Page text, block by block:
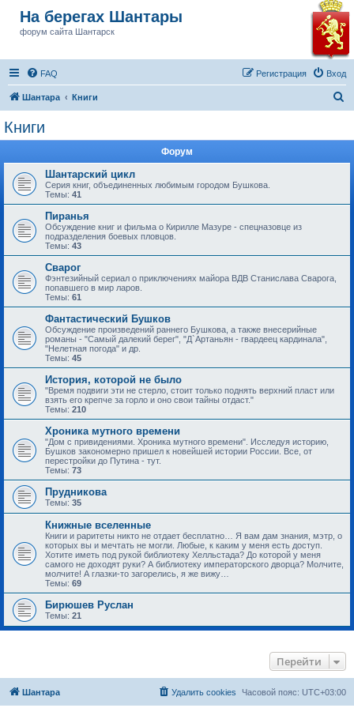
На берегах Шантары
форум сайта Шантарск
FAQ Вход
Регистрация
Шантара Книги
Книги
Форум
Шантарский цикл
Серия книг, объединенных любимым городом Бушкова.
Темы: 41
Пиранья
Обсуждение книг и фильма о Кирилле Мазуре - спецназовце из
подразделения боевых пловцов.
Темы: 43
Сварог
Фэнтезийный сериал о приключениях майора ВДВ Станислава Сварога,
попавшего в мир ларов.
Темы: 61
Фантастический Бушков
Обсуждение произведений раннего Бушкова, а также внесерийные
романы - "Самый далекий берег", "Д`Артаньян - гвардеец кардинала",
"Нелетная погода" и др.
Темы: 45
История, которой не было
"Время подвиги эти не стерло, стоит только поднять верхний пласт или
взять его крепче за горло и оно свои тайны отдаст."
Темы: 210
Хроника мутного времени
"Дом с привидениями. Хроника мутного времени". Исследуя историю,
Бушков закономерно пришел к новейшей истории России. Все, от
перестройки до Путина - тут.
Темы: 73
Прудникова
Темы: 35
Книжные вселенные
Книги и раритеты никто не отдает бесплатно… Я вам дам знания, мэтр, о
которых вы и мечтать не могли. Любые, к каким у меня есть доступ.
Хотите иметь под рукой библиотеку Хелльстада? До которой у меня
самого не доходят руки? А библиотеку императорского дворца? Молчите,
молчите! А глазки-то загорелись, я же вижу…
Темы: 69
Бирюшев Руслан
Темы: 21
Перейти
Шантара Часовой пояс: UTC+03:00
Удалить cookies